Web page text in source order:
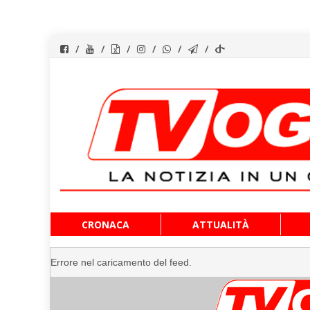
al
contenuto
CRONACA ATTUALITÀ
Errore nel caricamento del feed.